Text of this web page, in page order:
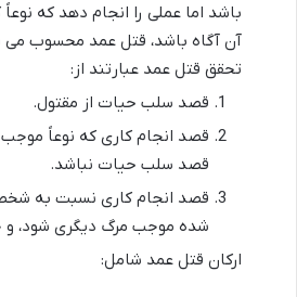
باشد اما عملی را انجام دهد که
آن آگاه باشد، قتل عمد محسوب
تحقق قتل عمد عبارتند از:
قصد سلب حیات از مقتول.
قصد انجام کاری که نوعاً
قصد سلب حیات نباشد.
قصد انجام کاری نسبت به
شده موجب مرگ دیگری شود، و
ارکان قتل عمد شامل: